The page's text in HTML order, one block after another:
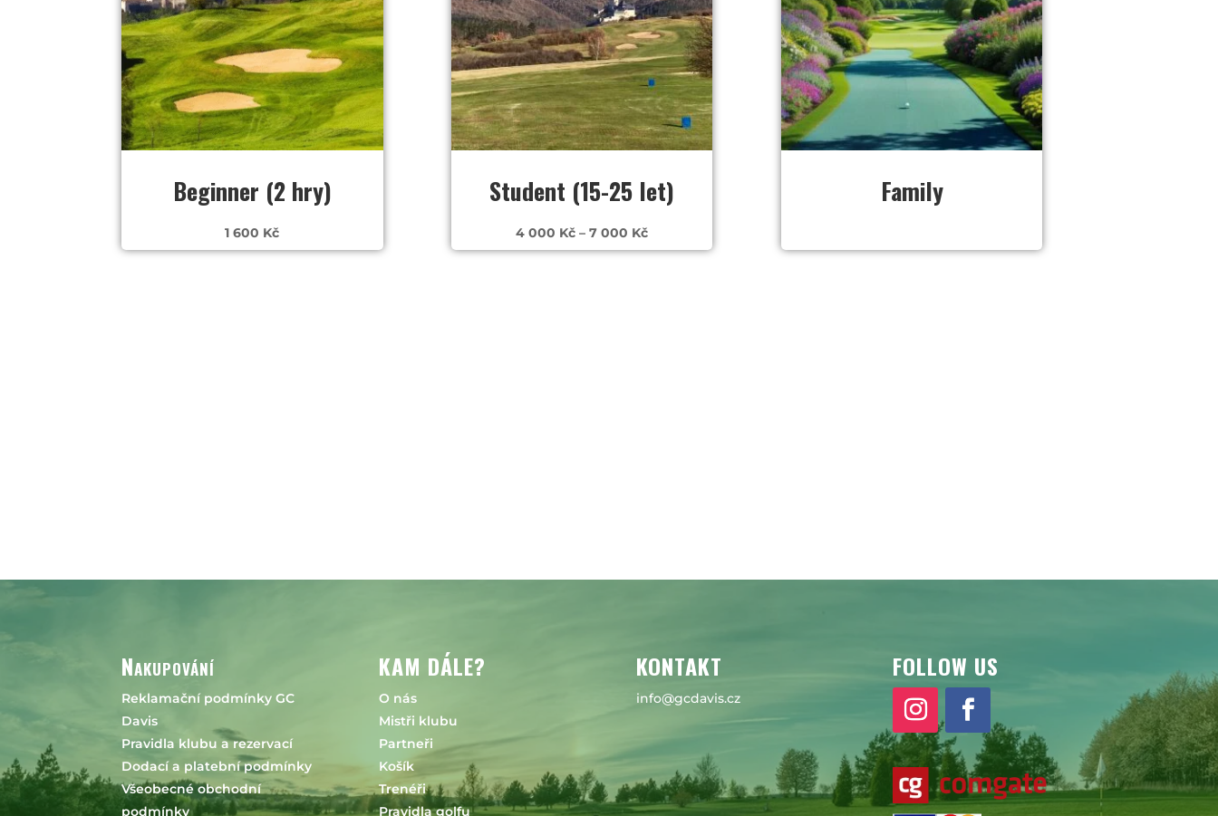
Beginner (2 hry)
1 600 Kč
Student (15-25 let)
4 000 Kč – 7 000 KčRozpětí
cen:
Family
Nakupování
Reklamační podmínky GC
Davis
Pravidla klubu a rezervací
Dodací a platební podmínky
Všeobecné obchodní
podmínky
KAM DÁLE?
O nás
Mistři klubu
Partneři
Košík
Trenéři
Pravidla golfu
KONTAKT
info@gcdavis.cz
FOLLOW US